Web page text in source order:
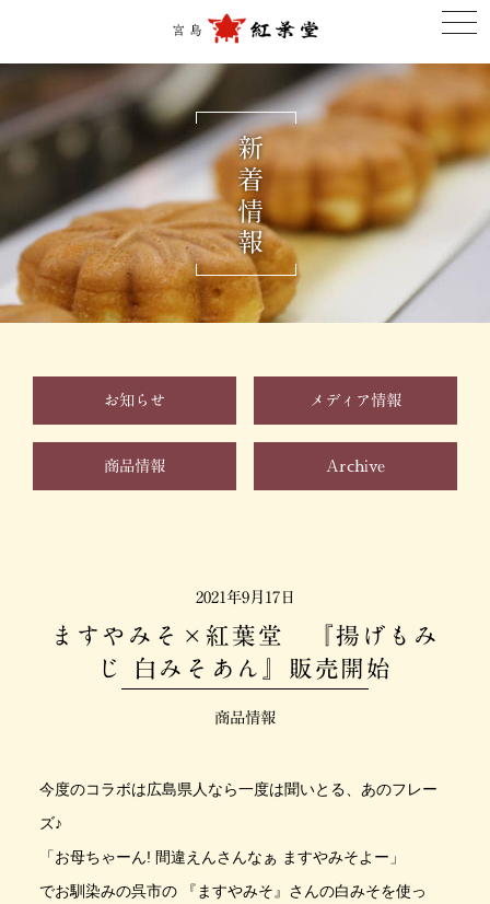
新着情報
お知らせ メディア情報
商品情報
2021年9月17日
ますやみそ×紅葉堂 『揚げもみ
じ 白みそあん』販売開始
商品情報
今度のコラボは広島県人なら一度は聞いとる、あのフレー
ズ♪
「お母ちゃーん! 間違えんさんなぁ ますやみそよー」
でお馴染みの呉市の 『ますやみそ』さんの白みそを使っ